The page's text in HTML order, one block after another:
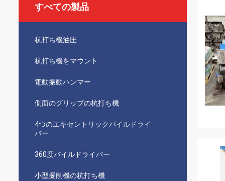
すべての製品
杭打ち機油圧
杭打ち機をマウント
電動振動ハンマー
側面のグリップの杭打ち機
4つのエキセントリックパイルドライ
バー
360度パイルドライバー
小型掘削機の杭打ち機